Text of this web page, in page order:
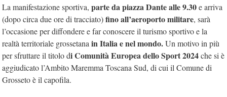
La manifestazione sportiva, parte da piazza Dante alle 9.30e arriva
(dopo circa due ore di tracciato)fino all’aeroporto militare, sarà
l’occasione per diffondere e far conoscere il turismo sportivo e la
realtà territoriale grossetana in Italia e nel mondo.Un motivo in più
per sfruttare il titolo di Comunità Europea dello Sport 2024che si è
aggiudicato l’Ambito Maremma Toscana Sud, di cui il Comune di
Grosseto è il capofila.